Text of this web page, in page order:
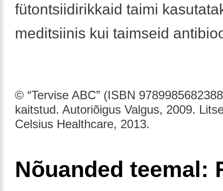
fütontsiidirikkaid taimi
meditsiinis kui taimseid
© “Tervise ABC” (ISBN
kaitstud. Autoriõigus Valgus, 2009.
Celsius Healthcare, 2013.
Nõuanded teemal: